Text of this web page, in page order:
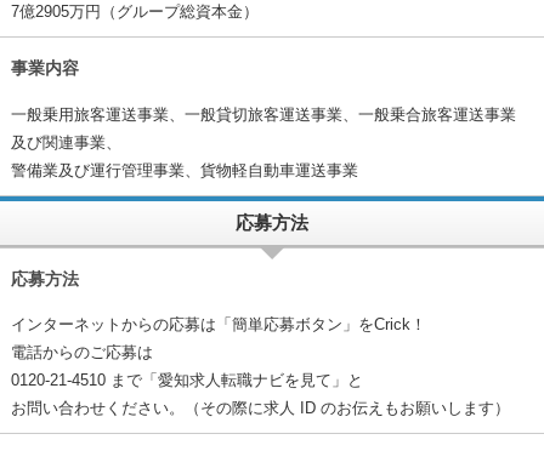
7億2905万円（グループ総資本金）
事業内容
一般乗用旅客運送事業、一般貸切旅客運送事業、一般乗合旅客運送事業
及び関連事業、
警備業及び運行管理事業、貨物軽自動車運送事業
応募方法
応募方法
インターネットからの応募は「簡単応募ボタン」をCrick！
電話からのご応募は
0120-21-4510 まで「愛知求人転職ナビを見て」と
お問い合わせください。（その際に求人 ID のお伝えもお願いします）